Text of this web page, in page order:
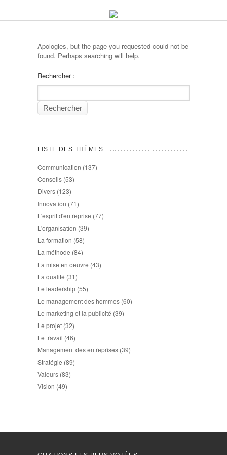
Apologies, but the page you requested could not be
found. Perhaps searching will help.
Rechercher :
LISTE DES THÈMES
Communication (137)
Conseils (53)
Divers (123)
Innovation (71)
L'esprit d'entreprise (77)
L'organisation (39)
La formation (58)
La méthode (84)
La mise en oeuvre (43)
La qualité (31)
Le leadership (55)
Le management des hommes (60)
Le marketing et la publicité (39)
Le projet (32)
Le travail (46)
Management des entreprises (39)
Stratégie (89)
Valeurs (83)
Vision (49)